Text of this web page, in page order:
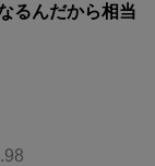
るんだから相当